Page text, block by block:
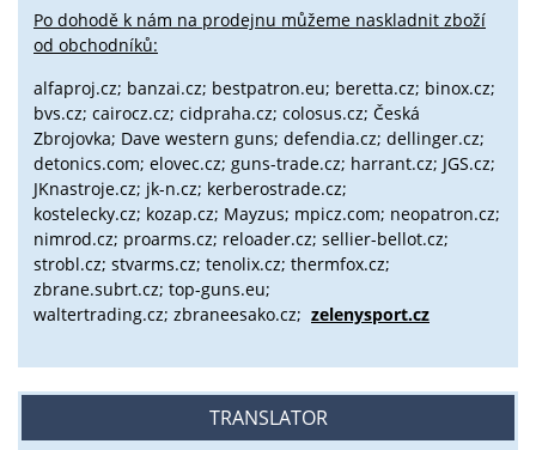
Po dohodě k nám na prodejnu můžeme naskladnit zboží
od obchodníků:
alfaproj.cz; banzai.cz; bestpatron.eu; beretta.cz; binox.cz;
bvs.cz; cairocz.cz; cidpraha.cz; colosus.cz; Česká
Zbrojovka; Dave western guns; defendia.cz; dellinger.cz;
detonics.com; elovec.cz; guns-trade.cz; harrant.cz; JGS.cz;
JKnastroje.cz; jk-n.cz; kerberostrade.cz;
kostelecky.cz; kozap.cz; Mayzus; mpicz.com; neopatron.cz;
nimrod.cz; proarms.cz; reloader.cz; sellier-bellot.cz;
strobl.cz; stvarms.cz; tenolix.cz; thermfox.cz;
zbrane.subrt.cz; top-guns.eu;
waltertrading.cz; zbraneesako.cz; zelenysport.cz
TRANSLATOR